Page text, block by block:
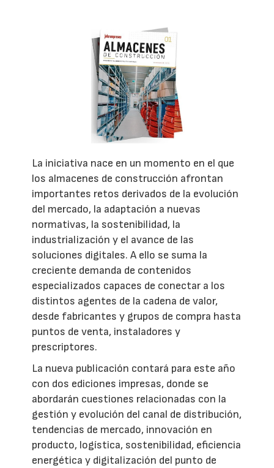
La iniciativa nace en un momento en el que
los almacenes de construcción afrontan
importantes retos derivados de la evolución
del mercado, la adaptación a nuevas
normativas, la sostenibilidad, la
industrialización y el avance de las
soluciones digitales. A ello se suma la
creciente demanda de contenidos
especializados capaces de conectar a los
distintos agentes de la cadena de valor,
desde fabricantes y grupos de compra hasta
puntos de venta, instaladores y
prescriptores.
La nueva publicación contará para este año
con dos ediciones impresas, donde se
abordarán cuestiones relacionadas con la
gestión y evolución del canal de distribución,
tendencias de mercado, innovación en
producto, logística, sostenibilidad, eficiencia
energética y digitalización del punto de